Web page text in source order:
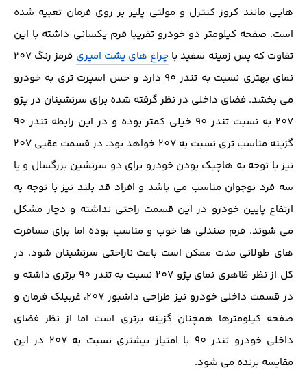
هایی مانند کروز کنترل و مولتی پلیر بر روی فرمان تعبیه شده
است. صفحه کیلومتر دو خودرو تقریبا فرم یکسانی داشته با این
تفاوت که پس زمینه سفید با چراغ های پشت امپری
قرمز رنگ 207
نمای بهتری نسبت به تندر 90 دارد و حس اسپرت تری به خودرو
می بخشد. فضای داخلی در نظر گرفته شده برای سرنشینان در پژو
207 به نسبت تندر 90 خیلی کمتر بوده و در این رابطه تندر 90
گزینه مناسب تری نسبت به 207 خواهد بود. در قسمت عقبی 207
نیز با توجه به هاچبک بودن خودرو برای دو سرنشین بزرگسال و یا
سه فرد نوجوان مناسب می باشد و افراد قد بلند نیز با توجه به
ارتفاع پایین خودرو در این قسمت راحتی نداشته و دچار مشکل
می شوند. فرم صندلی ها خوب و مناسب بوده اما برای مسافرت
های طولانی مدت ممکن است باعث ناراحتی سرنشینان شود. در
کل از نظر ظاهری نمای پژو 207 نسبت به تندر 90 برتری داشته و
در قسمت داخلی خودرو نیز طراحی داشبور 207، غربیلک فرمان و
صفحه کیلومترها همچنان گزینه برتری است اما از نظر فضای
داخلی خودرو تندر 90 با امتیاز بیشتری نسبت به 207 در این
مقایسه برنده می شود.